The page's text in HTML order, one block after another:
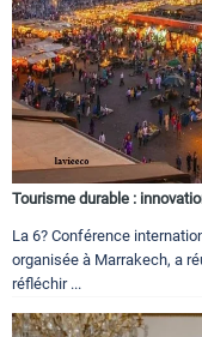
Tourisme durable :
La 6? Conférence
organisée à Marrakech, a
réfléchir ...